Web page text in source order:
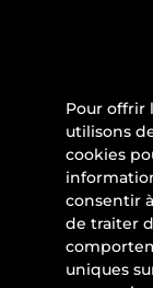
Pour offrir
utilisons
cookies
consentir
de traiter
uniques
288, rue des
FRANCE
Tél. : +33(0)2